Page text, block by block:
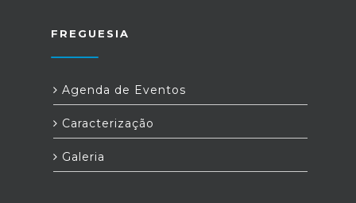
FREGUESIA
Agenda de Eventos
Caracterização
Galeria